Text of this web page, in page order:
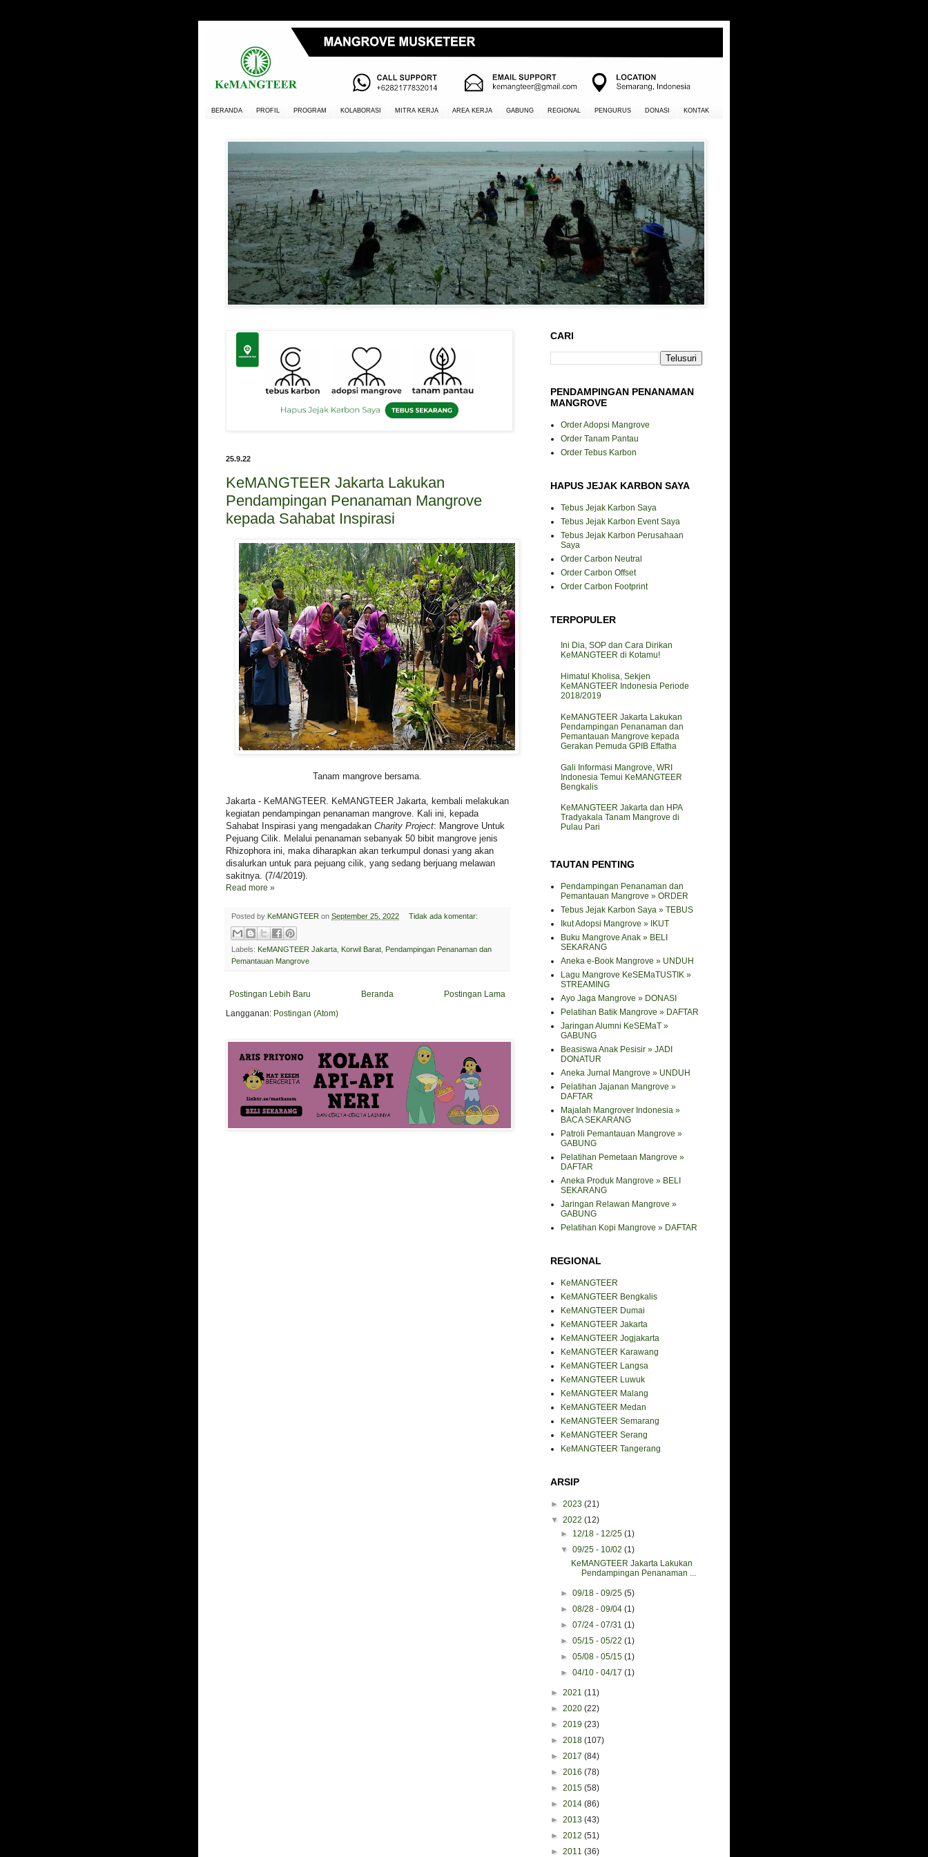
BERANDA PROFIL PROGRAM KOLABORASI MITRA KERJA AREA KERJA GABUNG REGIONAL PENGURUS DONASI KONTAK
25.9.22
KeMANGTEER Jakarta Lakukan
Pendampingan Penanaman Mangrove
kepada Sahabat Inspirasi
Tanam mangrove bersama.
Jakarta - KeMANGTEER. KeMANGTEER Jakarta, kembali melakukan
kegiatan pendampingan penanaman mangrove. Kali ini, kepada
Sahabat Inspirasi yang mengadakan Charity Project: Mangrove Untuk
Pejuang Cilik. Melalui penanaman sebanyak 50 bibit mangrove jenis
Rhizophora ini, maka diharapkan akan terkumpul donasi yang akan
disalurkan untuk para pejuang cilik, yang sedang berjuang melawan
sakitnya. (7/4/2019).
Read more »
Posted by KeMANGTEER on September 25, 2022 Tidak ada komentar:
Labels: KeMANGTEER Jakarta Korwil Barat Pendampingan Penanaman dan
Pemantauan Mangrove
Postingan Lebih Baru Postingan Lama
Beranda
Langganan: Postingan (Atom)
CARI
PENDAMPINGAN PENANAMAN
MANGROVE
Order Adopsi Mangrove
Order Tanam Pantau
Order Tebus Karbon
HAPUS JEJAK KARBON SAYA
Tebus Jejak Karbon Saya
Tebus Jejak Karbon Event Saya
Tebus Jejak Karbon Perusahaan
Saya
Order Carbon Neutral
Order Carbon Offset
Order Carbon Footprint
TERPOPULER
Ini Dia, SOP dan Cara Dirikan
KeMANGTEER di Kotamu!
Himatul Kholisa, Sekjen
KeMANGTEER Indonesia Periode
2018/2019
KeMANGTEER Jakarta Lakukan
Pendampingan Penanaman dan
Pemantauan Mangrove kepada
Gerakan Pemuda GPIB Effatha
Gali Informasi Mangrove, WRI
Indonesia Temui KeMANGTEER
Bengkalis
KeMANGTEER Jakarta dan HPA
Tradyakala Tanam Mangrove di
Pulau Pari
TAUTAN PENTING
Pendampingan Penanaman dan
Pemantauan Mangrove » ORDER
Tebus Jejak Karbon Saya » TEBUS
Ikut Adopsi Mangrove » IKUT
Buku Mangrove Anak » BELI
SEKARANG
Aneka e-Book Mangrove » UNDUH
Lagu Mangrove KeSEMaTUSTIK »
STREAMING
Ayo Jaga Mangrove » DONASI
Pelatihan Batik Mangrove » DAFTAR
Jaringan Alumni KeSEMaT »
GABUNG
Beasiswa Anak Pesisir » JADI
DONATUR
Aneka Jurnal Mangrove » UNDUH
Pelatihan Jajanan Mangrove »
DAFTAR
Majalah Mangrover Indonesia »
BACA SEKARANG
Patroli Pemantauan Mangrove »
GABUNG
Pelatihan Pemetaan Mangrove »
DAFTAR
Aneka Produk Mangrove » BELI
SEKARANG
Jaringan Relawan Mangrove »
GABUNG
Pelatihan Kopi Mangrove » DAFTAR
REGIONAL
KeMANGTEER
KeMANGTEER Bengkalis
KeMANGTEER Dumai
KeMANGTEER Jakarta
KeMANGTEER Jogjakarta
KeMANGTEER Karawang
KeMANGTEER Langsa
KeMANGTEER Luwuk
KeMANGTEER Malang
KeMANGTEER Medan
KeMANGTEER Semarang
KeMANGTEER Serang
KeMANGTEER Tangerang
ARSIP
► 2023 (21)
▼ 2022 (12)
► 12/18 - 12/25(1)
▼09/25 - 10/02(1)
KeMANGTEER Jakarta Lakukan
Pendampingan Penanaman ...
►09/18 - 09/25(5)
►08/28 - 09/04(1)
►07/24 - 07/31(1)
►05/15 - 05/22(1)
►05/08 - 05/15(1)
►04/10 - 04/17(1)
► 2021 (11)
► 2020 (22)
► 2019 (23)
► 2018 (107)
► 2017 (84)
► 2016 (78)
► 2015 (58)
► 2014 (86)
► 2013 (43)
► 2012 (51)
► 2011 (36)